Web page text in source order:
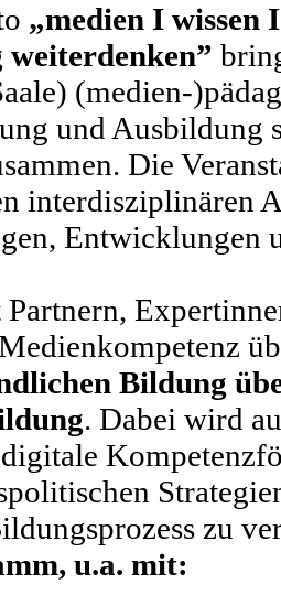
„medien I wissen
(medien-
und Ausbildung
Die
interdisziplinären
Entwicklungen
Bildung
. Dabei wird
zu
u.a. mit: